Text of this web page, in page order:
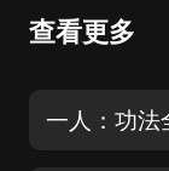
查看更多